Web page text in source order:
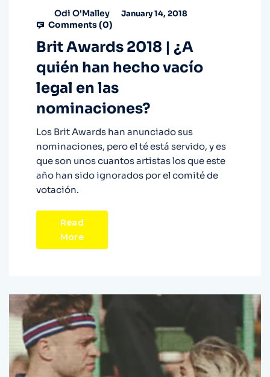
Odi O'Malley January 14, 2018
Comments (0)
Brit Awards 2018 | ¿A
quién han hecho vacío
legal en las
nominaciones?
Los Brit Awards han anunciado sus
nominaciones, pero el té está servido, y es
que son unos cuantos artistas los que este
año han sido ignorados por el comité de
votación.
Read
More